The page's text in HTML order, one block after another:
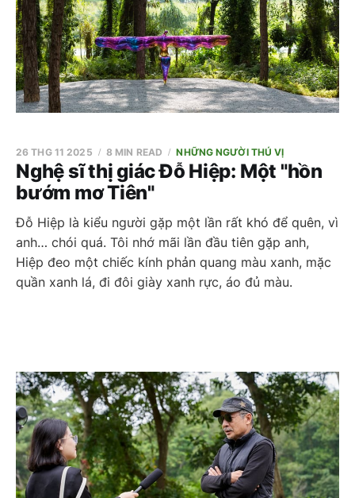
Nghệ sĩ thị giác Đỗ Hiệp: Một "hồn
bướm mơ Tiên"
26 THG 11 2025 8 MIN READ NHỮNG NGƯỜI THÚ VỊ
Đỗ Hiệp là kiểu người gặp một lần rất khó để quên, vì
anh… chói quá. Tôi nhớ mãi lần đầu tiên gặp anh,
Hiệp đeo một chiếc kính phản quang màu xanh, mặc
quần xanh lá, đi đôi giày xanh rực, áo đủ màu.